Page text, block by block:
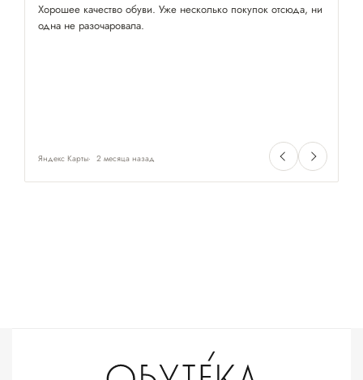
Хорошее качество обуви. Уже несколько покупок отсюда, ни
одна не разочаровала.
Яндекс Карты 2 месяца назад